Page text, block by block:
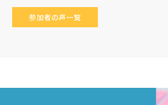
参加者の声一覧